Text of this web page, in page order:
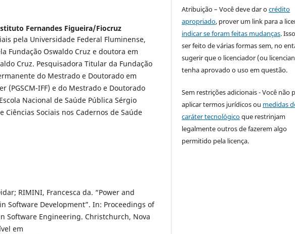
Fernandes Figueira/Fiocruz
pela Universidade Federal Fluminense,
Fundação Oswaldo Cruz e doutora em
Cruz. Pesquisadora Titular da Fundação
do Mestrado e Doutorado em
(PGSCM-IFF) e do Mestrado e Doutorado
Nacional de Saúde Pública Sérgio
Ciências Sociais nos Cadernos de Saúde
RIMINI, Francesca da. “Power and
Software Development”. In: Proceedings of
Software Engineering. Christchurch, Nova
em
Atribuição – Você deve dar ocrédito
apropriado, prover um link para a
indicar se foram feitas mudanças.
ser feito de várias formas sem, no
sugerir que o licenciador (ou
tenha aprovado o uso em questão.
Sem restrições adicionais - Você não
aplicar termos jurídicos ou medidas
caráter tecnológicoque restrinjam
legalmente outros de fazerem algo
permitido pela licença.